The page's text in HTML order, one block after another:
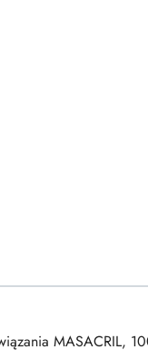
MASACRIL,